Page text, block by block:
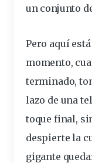
un conjunto
Pero aquí
momento,
terminado,
lazo de una
toque final,
despierte la
gigante